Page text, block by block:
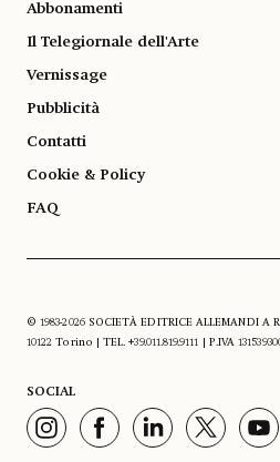
Abbonamenti
Il Telegiornale dell'Arte
Vernissage
Pubblicità
Contatti
Cookie & Policy
FAQ
© 1983-2026 SOCIETÀ EDITRICE ALLEMANDI
10122 Torino | TEL. +39.011.819.9111 | P.IVA
SOCIAL